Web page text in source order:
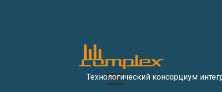
Технологический консорциум